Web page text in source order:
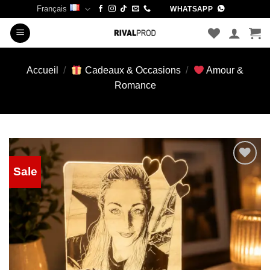
contenu
Français WHATSAPP
Accueil / Cadeaux & Occasions /
Amour &
Romance
Sale
Add to
wishlist